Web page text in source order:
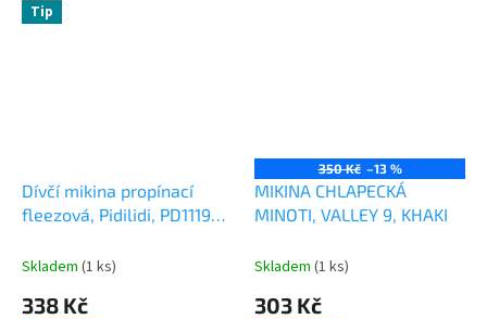
Tip
Dívčí mikina propínací
fleezová, Pidilidi, PD1119-
Skladem (1 ks)
338 Kč
350 Kč –13 %
MIKINA CHLAPECKÁ
MINOTI, VALLEY 9, KHAKI
Skladem (1 ks)
303 Kč